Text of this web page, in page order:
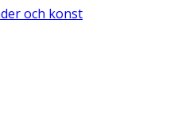
och konst